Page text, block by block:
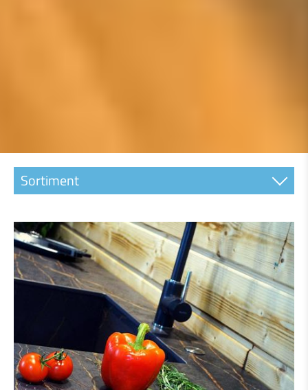
Sortiment
KLEBER UND ABDICHTUNGEN
BODENHEIZUNG
SCHUTZ DER OBERFLÄCHEN
NATURSTEINKOSMETIK
DUSCHTASSEN
KÜCHENARBEITSPLATTEN